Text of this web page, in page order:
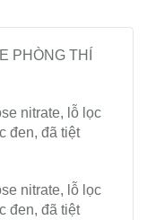
PHÒNG THÍ
nitrate, lỗ lọc
đen, đã tiệt
nitrate, lỗ lọc
đen, đã tiệt